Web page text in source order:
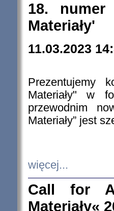
18. numer
Materiały'
11.03.2023
Prezentujemy
Materiały" w
przewodnim
Materiały” jest
więcej...
Call for
Materiały«